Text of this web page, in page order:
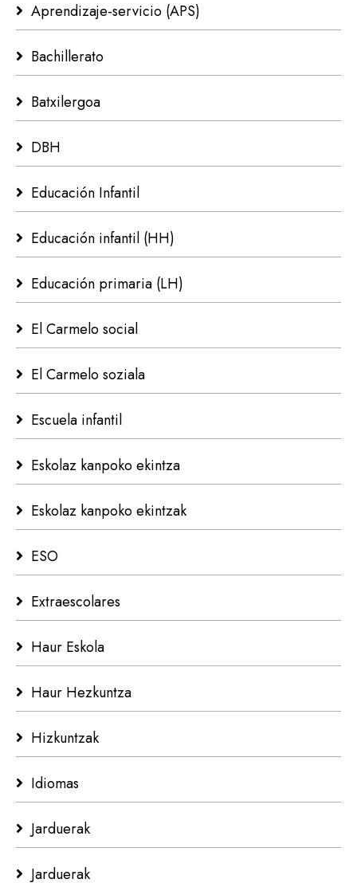
Aprendizaje-servicio (APS)
Bachillerato
Batxilergoa
DBH
Educación Infantil
Educación infantil (HH)
Educación primaria (LH)
El Carmelo social
El Carmelo soziala
Escuela infantil
Eskolaz kanpoko ekintza
Eskolaz kanpoko ekintzak
ESO
Extraescolares
Haur Eskola
Haur Hezkuntza
Hizkuntzak
Idiomas
Jarduerak
Jarduerak